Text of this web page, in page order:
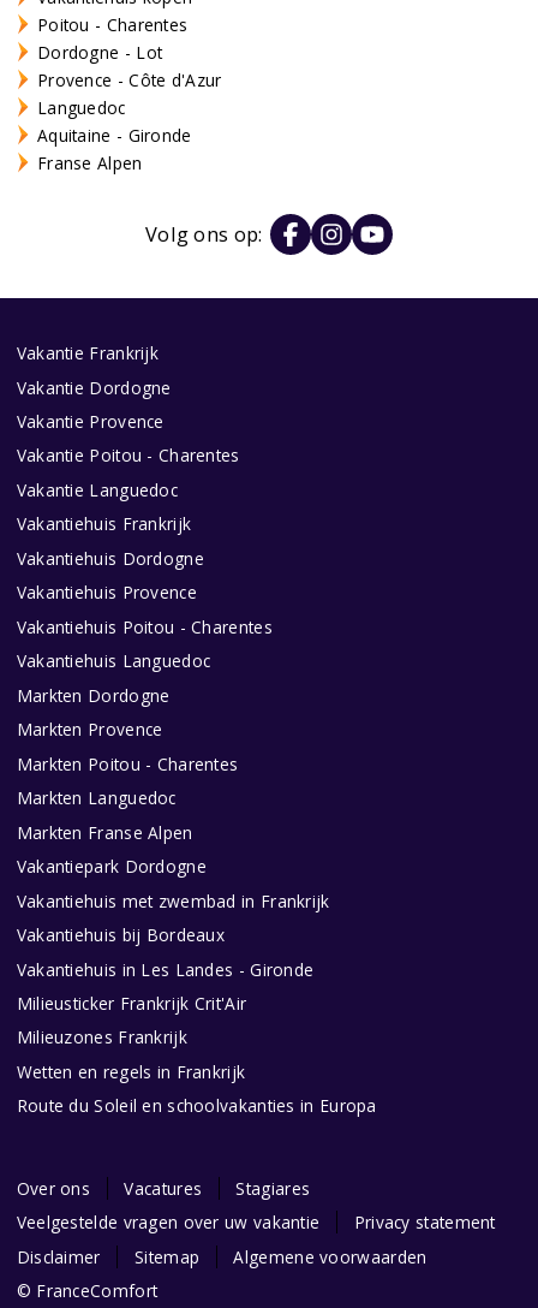
Poitou - Charentes
Dordogne - Lot
Provence - Côte d'Azur
Languedoc
Aquitaine - Gironde
Franse Alpen
Volg ons op:
Vakantie Frankrijk
Vakantie Dordogne
Vakantie Provence
Vakantie Poitou - Charentes
Vakantie Languedoc
Vakantiehuis Frankrijk
Vakantiehuis Dordogne
Vakantiehuis Provence
Vakantiehuis Poitou - Charentes
Vakantiehuis Languedoc
Markten Dordogne
Markten Provence
Markten Poitou - Charentes
Markten Languedoc
Markten Franse Alpen
Vakantiepark Dordogne
Vakantiehuis met zwembad in Frankrijk
Vakantiehuis bij Bordeaux
Vakantiehuis in Les Landes - Gironde
Milieusticker Frankrijk Crit'Air
Milieuzones Frankrijk
Wetten en regels in Frankrijk
Route du Soleil en schoolvakanties in Europa
Over ons Vacatures
Stagiares
Veelgestelde vragen over uw vakantie
Privacy statement
Disclaimer
Sitemap
Algemene voorwaarden
© FranceComfort